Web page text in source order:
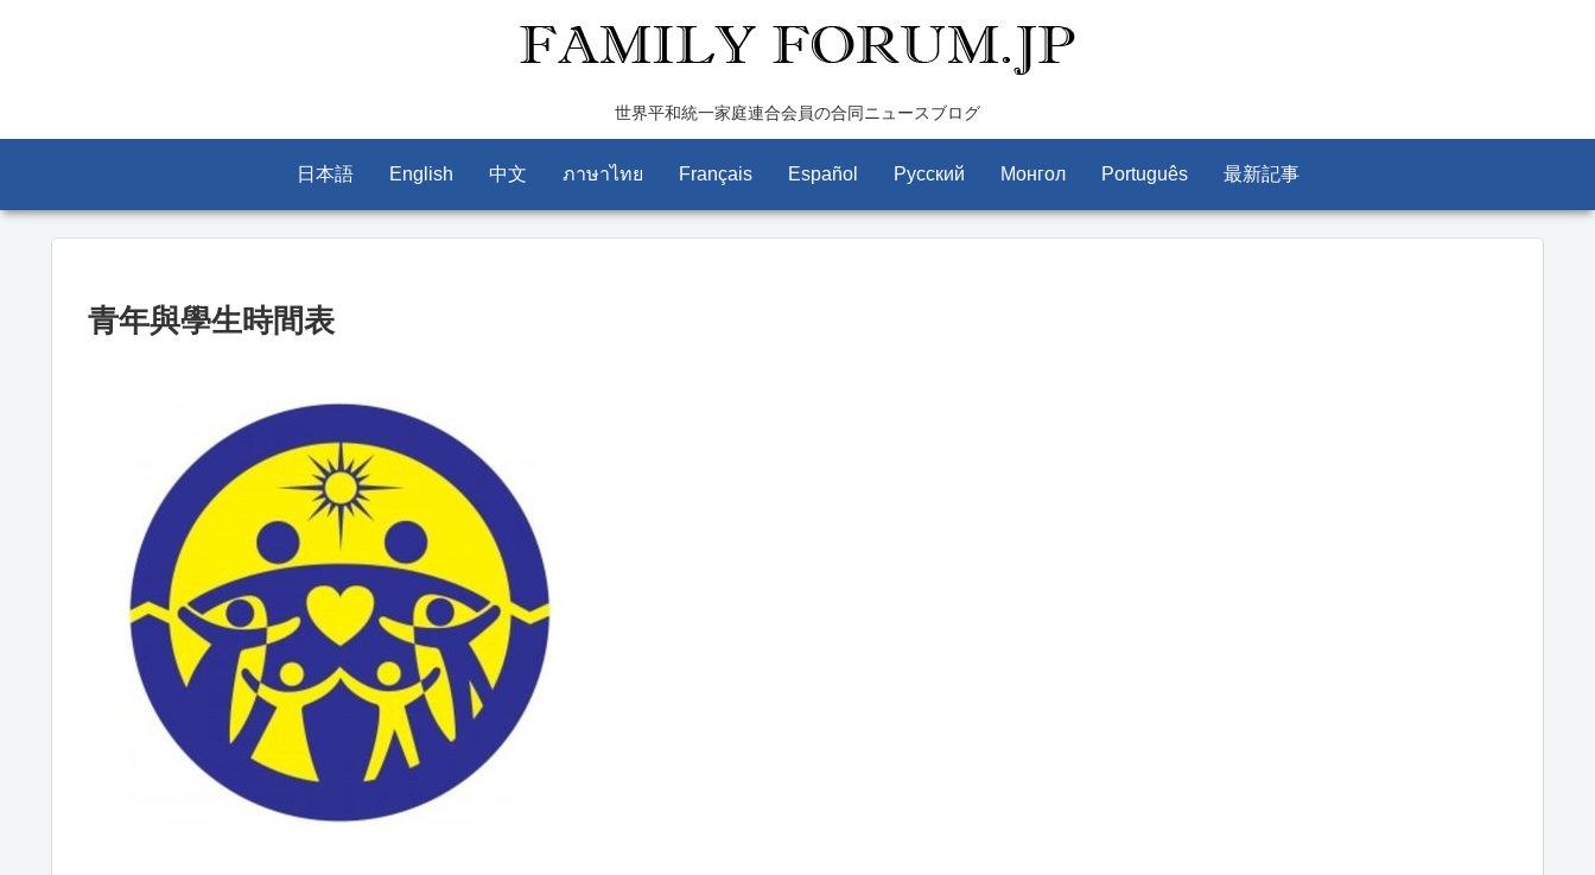
世界平和統一家庭連合会員の合同ニュースブログ
日本語 English 中文 ภาษาไทย Français Español Pусский Монгол Português 最新記事
青年與學生時間表